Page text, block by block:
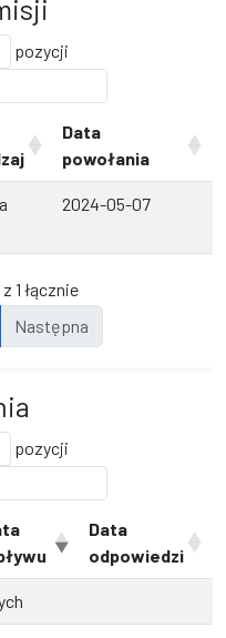
pozycji
Data
powołania
2024-05-07
1 łącznie
Następna
pozycji
Data
odpowiedzi